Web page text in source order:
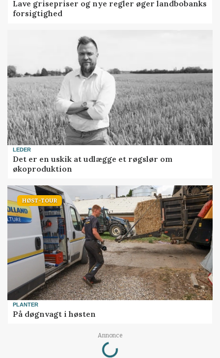
Lave grisepriser og nye regler øger landbobanks
forsigtighed
LEDER
Det er en uskik at udlægge et røgslør om
økoproduktion
HØST-TOUR
PLANTER
På døgnvagt i høsten
Annonce
Loading...